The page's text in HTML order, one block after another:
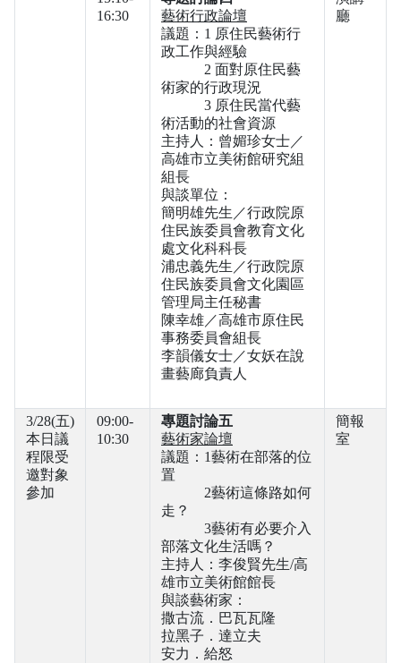
16:30
藝術行政論壇
議題：1 原住民藝術行
政工作與經驗
2 面對原住民藝
術家的行政現況
3 原住民當代藝
術活動的社會資源
主持人：曾媚珍女士／
高雄市立美術館研究組
組長
與談單位：
簡明雄先生／行政院原
住民族委員會教育文化
處文化科科長
浦忠義先生／行政院原
住民族委員會文化園區
管理局主任秘書
陳幸雄／高雄市原住民
事務委員會組長
李韻儀女士／女妖在說
畫藝廊負責人
廳
3/28(五)
本日議
程限受
邀對象
參加
09:00-
10:30
專題討論五
藝術家論壇
議題：1藝術在部落的位
置
2藝術這條路如何
走？
3藝術有必要介入
部落文化生活嗎？
主持人：李俊賢先生/高
雄市立美術館館長
與談藝術家：
撒古流．巴瓦瓦隆
拉黑子．達立夫
安力．給怒
簡報
室